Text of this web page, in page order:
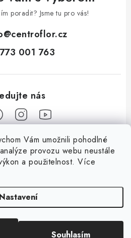
Vám umožnili pohodlné
provozu webu neustále
a použitelnost. Více
Nastavení
Souhlasím
poradit? Jsme tu pro vás!
@centroflor.cz
773 001 763
perfektní zábava pro děti
s.r.o. . Všechna práva vyhrazena.